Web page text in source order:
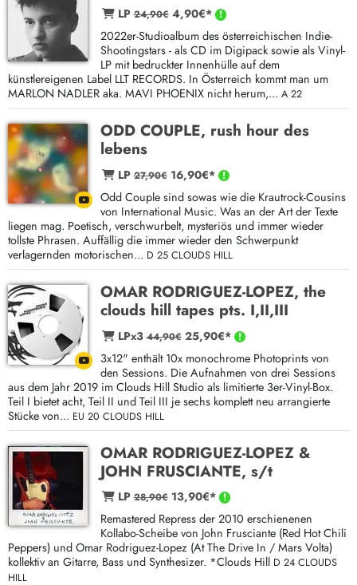
LP24,90€4,90€*
2022er-Studioalbum des österreichischen Indie-
Shootingstars - als CD im Digipack sowie als Vinyl-
LP mit bedruckter Innenhülle auf dem
künstlereigenen Label LLT RECORDS. In Österreich kommt man um
MARLON NADLER aka. MAVI PHOENIX nicht herum,... A 22
ODD COUPLE, rush hour des
lebens
LP27,90€16,90€*
Odd Couple sind sowas wie die Krautrock-Cousins
von International Music. Was an der Art der Texte
liegen mag. Poetisch, verschwurbelt, mysteriös und immer wieder
tollste Phrasen. Auffällig die immer wieder den Schwerpunkt
verlagernden motorischen... D 25 CLOUDS HILL
OMAR RODRIGUEZ-LOPEZ, the
clouds hill tapes pts. I,II,III
LPx344,90€25,90€*
3x12" enthält 10x monochrome Photoprints von
den Sessions. Die Aufnahmen von drei Sessions
aus dem Jahr 2019 im Clouds Hill Studio als limitierte 3er-Vinyl-Box.
Teil I bietet acht, Teil II und Teil III je sechs komplett neu arrangierte
Stücke von... EU 20 CLOUDS HILL
OMAR RODRIGUEZ-LOPEZ &
JOHN FRUSCIANTE, s/t
LP28,90€13,90€*
Remastered Repress der 2010 erschienenen
Kollabo-Scheibe von John Frusciante (Red Hot Chili
Peppers) und Omar Rodriguez-Lopez (At The Drive In / Mars Volta)
kollektiv an Gitarre, Bass und Synthesizer. *Clouds Hill D 24 CLOUDS
HILL